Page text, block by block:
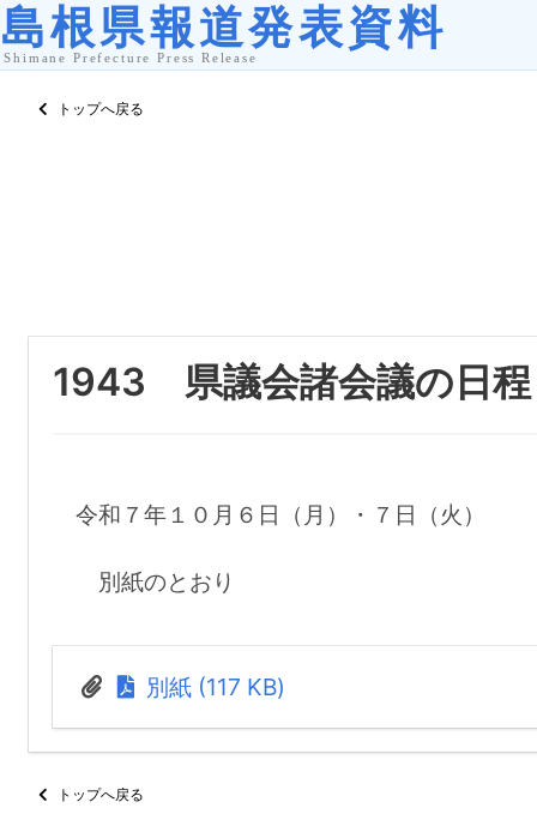
トップへ戻る
1943 県議会諸会議の日程
令和７年１０月６日（月）・７日（火）
別紙のとおり
別紙 (117 KB)
トップへ戻る